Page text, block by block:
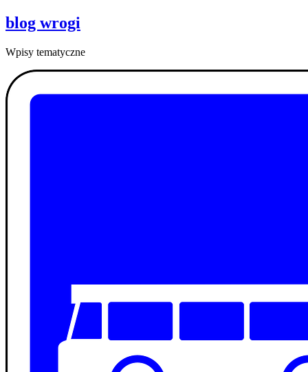
blog wrogi
Wpisy tematyczne